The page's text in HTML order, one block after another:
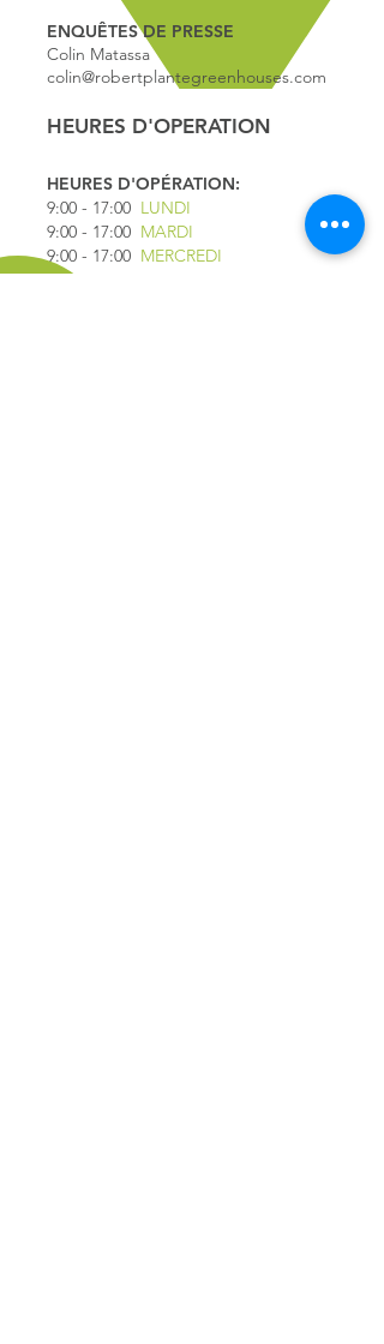
ENQUÊTES DE PRESSE
Colin Matassa
colin@robertplantegreenhouses.com
HEURES D'OPERATION
HEURES D'OPÉRATION:
9:00 - 17:00 LUNDI
9:00 - 17:00 MARDI
9:00 - 17:00 MERCREDI
9:00 - 17:00